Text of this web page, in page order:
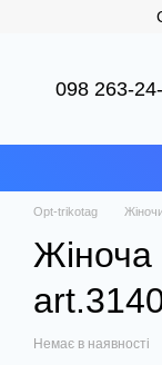
Перейти до
098 263-
Opt-trikotag
Жіноча
Немає в наявності